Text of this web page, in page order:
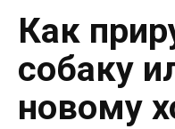
Как
собаку
новому